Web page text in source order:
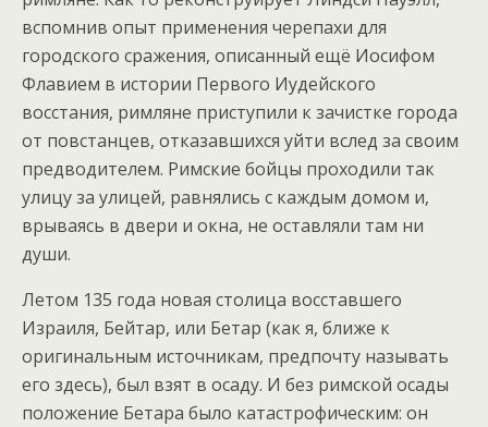
вспомнив опыт применения черепахи для
городского сражения, описанный ещё Иосифом
Флавием в истории Первого Иудейского
восстания, римляне приступили к зачистке города
от повстанцев, отказавшихся уйти вслед за своим
предводителем. Римские бойцы проходили так
улицу за улицей, равнялись с каждым домом и,
врываясь в двери и окна, не оставляли там ни
души.
Летом 135 года новая столица восставшего
Израиля, Бейтар, или Бетар (как я, ближе к
оригинальным источникам, предпочту называть
его здесь), был взят в осаду. И без римской осады
положение Бетара было катастрофическим: он